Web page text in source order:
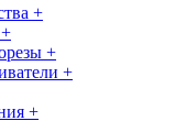
+
+
+
+